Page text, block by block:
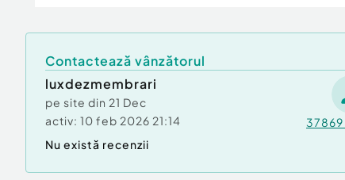
Contactează vânzătorul
luxdezmembrari
pe site din 21 Dec
activ: 10 feb 2026 21:14 37869
Nu există recenzii